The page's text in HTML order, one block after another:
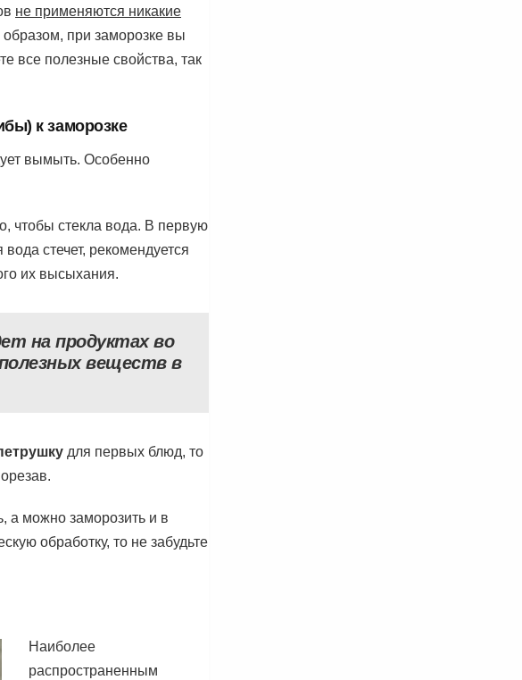
не применяются никакие
образом, при заморозке вы
все полезные свойства, так
к заморозке
вымыть. Особенно
чтобы стекла вода. В первую
стечет, рекомендуется
их высыхания.
на продуктах во
веществ в
для первых блюд, то
а можно заморозить и в
обработку, то не забудьте
Наиболее
распространенным